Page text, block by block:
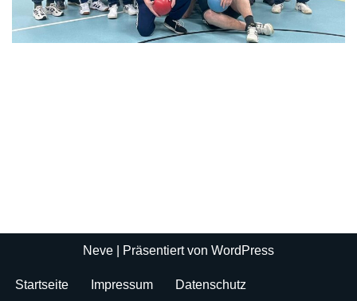
Neve | Präsentiert von WordPress
Startseite Impressum Datenschutz